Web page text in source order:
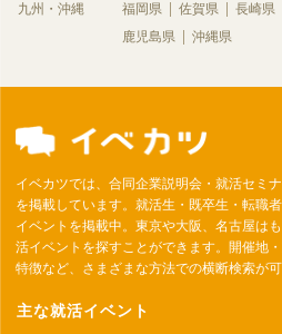
九州・沖縄 福岡県 佐賀県 長崎県
鹿児島県
沖縄県
イベカツでは、合同企業説明会・就活セミ
を掲載しています。就活生・既卒生・転職
イベントを掲載中。東京や大阪、名古屋は
活イベントを探すことができます。開催地
特徴など、さまざまな方法での横断検索が可
主な就活イベント